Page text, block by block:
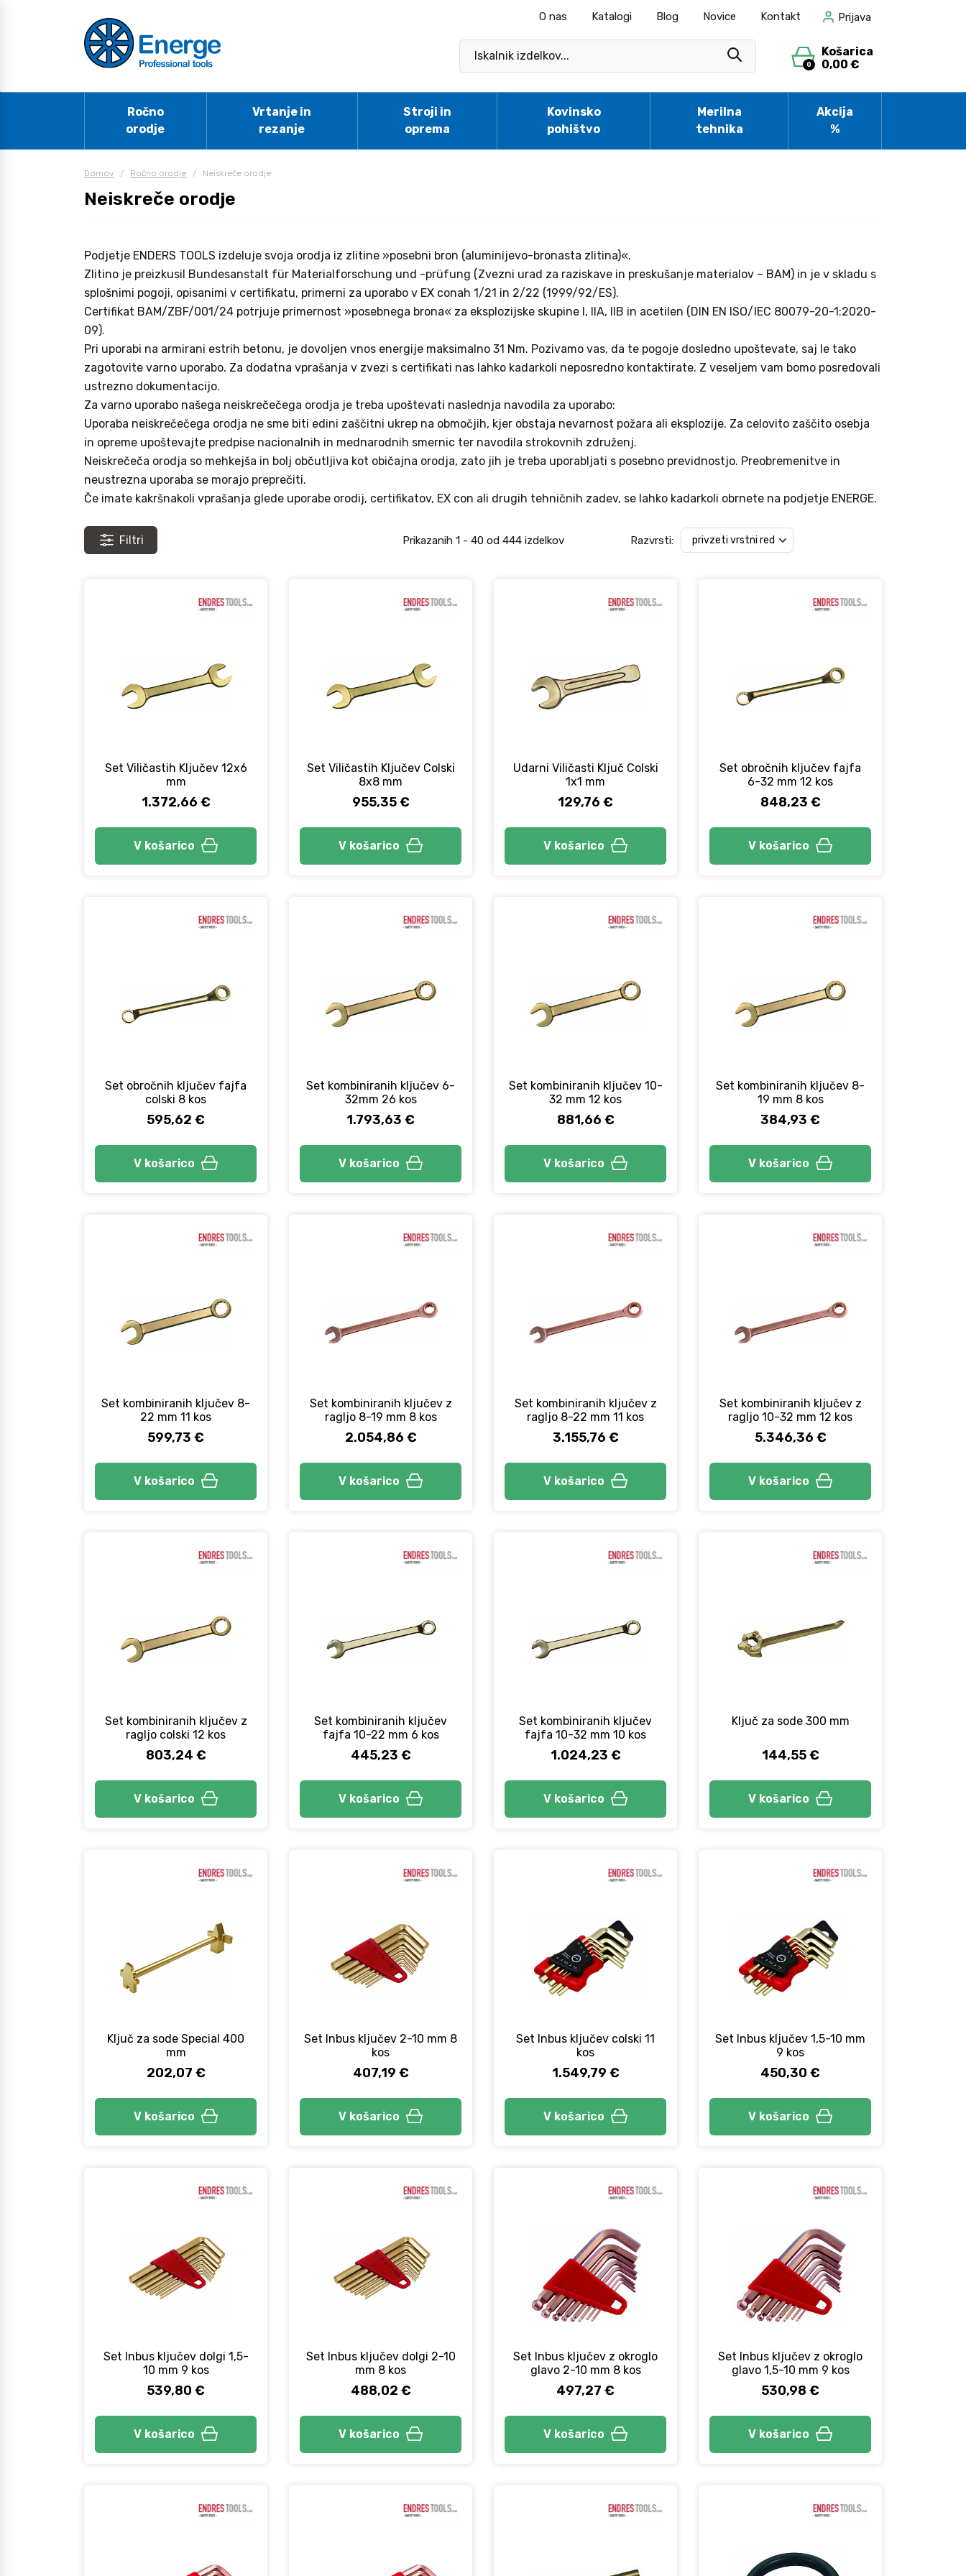
O nas Katalogi Blog Novice Kontakt Prijava
0
Košarica
0,00 €
Ročno
orodje
Vrtanje in
rezanje
Stroji in
oprema
Kovinsko
pohištvo
Merilna
tehnika
Akcija
%
Domov / Ročno orodje / Neiskreče orodje
Neiskreče orodje
Podjetje ENDERS TOOLS izdeluje svoja orodja iz zlitine »posebni bron (aluminijevo-bronasta zlitina)«.
Zlitino je preizkusil Bundesanstalt für Materialforschung und -prüfung (Zvezni urad za raziskave in preskušanje materialov – BAM) in je v skladu s
splošnimi pogoji, opisanimi v certifikatu, primerni za uporabo v EX conah 1/21 in 2/22 (1999/92/ES).
Certifikat BAM/ZBF/001/24 potrjuje primernost »posebnega brona« za eksplozijske skupine I, IIA, IIB in acetilen (DIN EN ISO/IEC 80079-20-1:2020-
09).
Pri uporabi na armirani estrih betonu, je dovoljen vnos energije maksimalno 31 Nm. Pozivamo vas, da te pogoje dosledno upoštevate, saj le tako
zagotovite varno uporabo. Za dodatna vprašanja v zvezi s certifikati nas lahko kadarkoli neposredno kontaktirate. Z veseljem vam bomo posredovali
ustrezno dokumentacijo.
Za varno uporabo našega neiskrečečega orodja je treba upoštevati naslednja navodila za uporabo:
Uporaba neiskrečečega orodja ne sme biti edini zaščitni ukrep na območjih, kjer obstaja nevarnost požara ali eksplozije. Za celovito zaščito osebja
in opreme upoštevajte predpise nacionalnih in mednarodnih smernic ter navodila strokovnih združenj.
Neiskrečeča orodja so mehkejša in bolj občutljiva kot običajna orodja, zato jih je treba uporabljati s posebno previdnostjo. Preobremenitve in
neustrezna uporaba se morajo preprečiti.
Če imate kakršnakoli vprašanja glede uporabe orodij, certifikatov, EX con ali drugih tehničnih zadev, se lahko kadarkoli obrnete na podjetje ENERGE.
Filtri Prikazanih 1 - 40od 444izdelkov Razvrsti:
Set Viličastih Ključev 12x6
mm
1.372,66 €
V košarico
Set Viličastih Ključev Colski
8x8 mm
955,35 €
V košarico
Udarni Viličasti Ključ Colski
1x1 mm
129,76 €
V košarico
Set obročnih ključev fajfa
6-32 mm 12 kos
848,23 €
V košarico
Set obročnih ključev fajfa
colski 8 kos
595,62 €
V košarico
Set kombiniranih ključev 6-
32mm 26 kos
1.793,63 €
V košarico
Set kombiniranih ključev 10-
32 mm 12 kos
881,66 €
V košarico
Set kombiniranih ključev 8-
19 mm 8 kos
384,93 €
V košarico
Set kombiniranih ključev 8-
22 mm 11 kos
599,73 €
V košarico
Set kombiniranih ključev z
ragljo 8-19 mm 8 kos
2.054,86 €
V košarico
Set kombiniranih ključev z
ragljo 8-22 mm 11 kos
3.155,76 €
V košarico
Set kombiniranih ključev z
ragljo 10-32 mm 12 kos
5.346,36 €
V košarico
Set kombiniranih ključev z
ragljo colski 12 kos
803,24 €
V košarico
Set kombiniranih ključev
fajfa 10-22 mm 6 kos
445,23 €
V košarico
Set kombiniranih ključev
fajfa 10-32 mm 10 kos
1.024,23 €
V košarico
Ključ za sode 300 mm
144,55 €
V košarico
Ključ za sode Special 400
mm
202,07 €
V košarico
Set Inbus ključev 2-10 mm 8
kos
407,19 €
V košarico
Set Inbus ključev colski 11
kos
1.549,79 €
V košarico
Set Inbus ključev 1,5-10 mm
9 kos
450,30 €
V košarico
Set Inbus ključev dolgi 1,5-
10 mm 9 kos
539,80 €
V košarico
Set Inbus ključev dolgi 2-10
mm 8 kos
488,02 €
V košarico
Set Inbus ključev z okroglo
glavo 2-10 mm 8 kos
497,27 €
V košarico
Set Inbus ključev z okroglo
glavo 1,5-10 mm 9 kos
530,98 €
V košarico